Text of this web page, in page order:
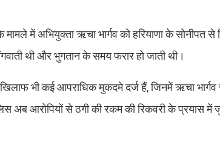
में अभियुक्ता ऋचा भार्गव को हरियाणा के सोनीपत से
थी और भुगतान के समय फरार हो जाती थी।
भी कई आपराधिक मुकदमे दर्ज हैं, जिनमें ऋचा भार्गव
अब आरोपियों से ठगी की रकम की रिकवरी के प्रयास में